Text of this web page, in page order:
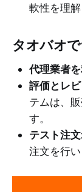
軟性を理解
タオバオ
代理業者
評価とレ
テムは、
す。
テスト注
注文を行い